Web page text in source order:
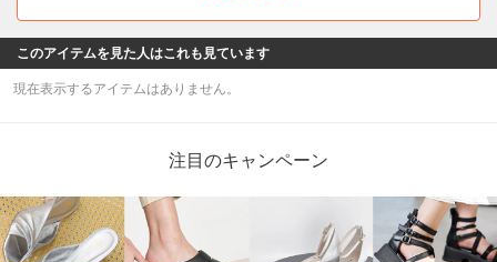
このアイテムを見た人はこれも見ています
現在表示するアイテムはありません。
注目のキャンペーン